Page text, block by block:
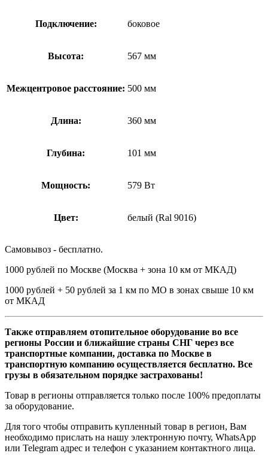
Подключение: боковое
Высота: 567 мм
Межцентровое расстояние: 500 мм
Длина: 360 мм
Глубина: 101 мм
Мощность: 579 Вт
Цвет: белый (Ral 9016)
Самовывоз - бесплатно.
1000 рублей по Москве (Москва + зона 10 км от МКАД)
1000 рублей + 50 рублей за 1 км по МО в зонах свыше 10 км
от МКАД
Также отправляем отопительное оборудование во все
регионы России и ближайшие страны СНГ через все
транспортные компании, доставка по Москве в
транспортную компанию осуществляется бесплатно. Все
грузы в обязательном порядке застрахованы!
Товар в регионы отправляется только после 100% предоплаты
за оборудование.
Для того чтобы отправить купленный товар в регион, Вам
необходимо прислать на нашу электронную почту, WhatsApp
или Telegram адрес и телефон с указанием контактного лица.